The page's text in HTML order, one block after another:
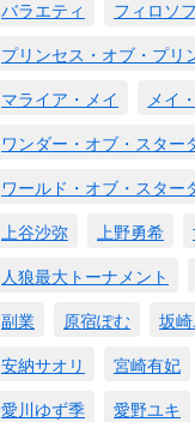
バラエティ
フィロソ
プリンセス・オブ・プリ
マライア・メイ
メイ
ワンダー・オブ・スター
ワールド・オブ・スター
上谷沙弥
上野勇希
人狼最大トーナメント
副業
原宿ぽむ 坂
安納サオリ
宮崎有妃
愛川ゆず季
愛野ユキ